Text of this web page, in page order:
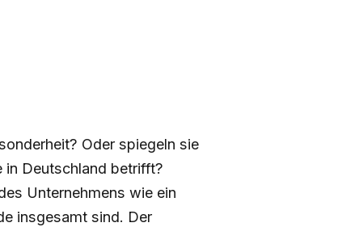
Oder spiegeln sie
in Deutschland betrifft?
Unternehmens wie ein
insgesamt sind. Der